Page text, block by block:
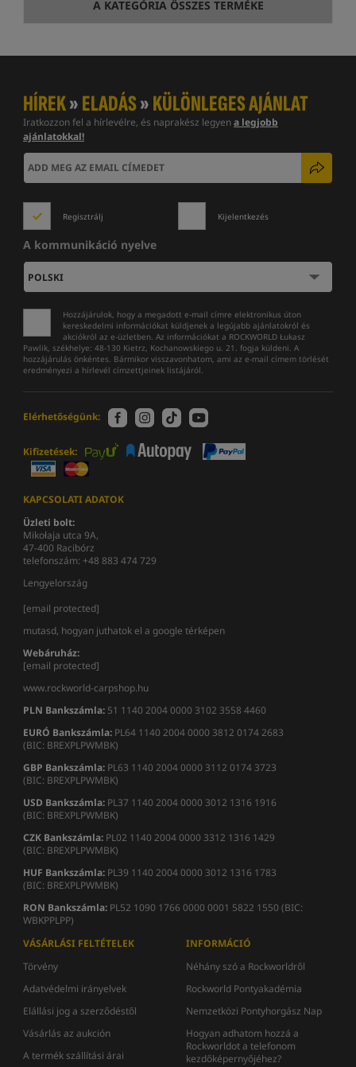
A KATEGÓRIA ÖSSZES TERMÉKE
HÍREK»ELADÁS»KÜLÖNLEGES AJÁNLAT
Iratkozzon fel a hírlevélre, és naprakész legyena legjobb
ajánlatokkal!
Regisztrálj Kijelentkezés
A kommunikáció nyelve
Hozzájárulok, hogy a megadott e-mail címre elektronikus úton
kereskedelmi információkat küldjenek a legújabb ajánlatokról és
akciókról az e-üzletben. Az információkat a ROCKWORLD Łukasz
Pawlik, székhelye: 48-130 Kietrz, Kochanowskiego u. 21. fogja küldeni. A
hozzájárulás önkéntes. Bármikor visszavonhatom, ami az e-mail címem törlését
eredményezi a hírlevél címzettjeinek listájáról.
Elérhetőségünk:
Kifizetések:
KAPCSOLATI ADATOK
Üzleti bolt:
Mikołaja utca 9A,
47-400 Racibórz
telefonszám: +48 883 474 729
Lengyelország
[email protected]
mutasd, hogyan juthatok el a google térképen
Webáruház:
[email protected]
www.rockworld-carpshop.hu
PLN Bankszámla: 51 1140 2004 0000 3102 3558 4460
EURÓ Bankszámla: PL64 1140 2004 0000 3812 0174 2683
(BIC: BREXPLPWMBK)
GBP Bankszámla: PL63 1140 2004 0000 3112 0174 3723
(BIC: BREXPLPWMBK)
USD Bankszámla: PL37 1140 2004 0000 3012 1316 1916
(BIC: BREXPLPWMBK)
CZK Bankszámla: PL02 1140 2004 0000 3312 1316 1429
(BIC: BREXPLPWMBK)
HUF Bankszámla: PL39 1140 2004 0000 3012 1316 1783
(BIC: BREXPLPWMBK)
RON Bankszámla: PL52 1090 1766 0000 0001 5822 1550 (BIC:
WBKPPLPP)
VÁSÁRLÁSI FELTÉTELEK
Törvény
Adatvédelmi irányelvek
Elállási jog a szerződéstől
Vásárlás az aukción
A termék szállítási árai
INFORMÁCIÓ
Néhány szó a Rockworldről
Rockworld Pontyakadémia
Nemzetközi Pontyhorgász Nap
Hogyan adhatom hozzá a
Rockworldot a telefonom
kezdőképernyőjéhez?